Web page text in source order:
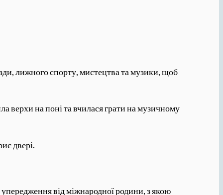
лижного спорту, мистецтва та музики, щоб
верхи на поні та вчилася грати на музичному
двері.
від міжнародної родини, з якою